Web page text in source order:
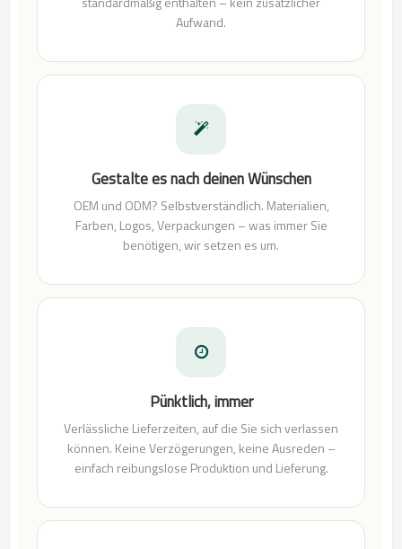
Aufwand.
Gestalte es nach deinen Wünschen
OEM und ODM? Selbstverständlich. Materialien,
Farben, Logos, Verpackungen – was immer Sie
benötigen, wir setzen es um.
Pünktlich, immer
Verlässliche Lieferzeiten, auf die Sie sich verlassen
können. Keine Verzögerungen, keine Ausreden –
einfach reibungslose Produktion und Lieferung.